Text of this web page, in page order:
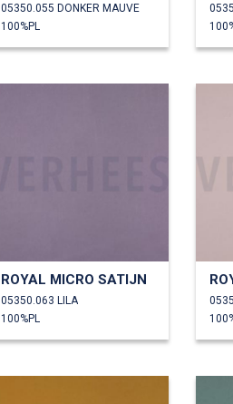
05350.055 DONKER MAUVE
100%PL
ROYAL MICRO SATIJN
05350.063 LILA
100%PL